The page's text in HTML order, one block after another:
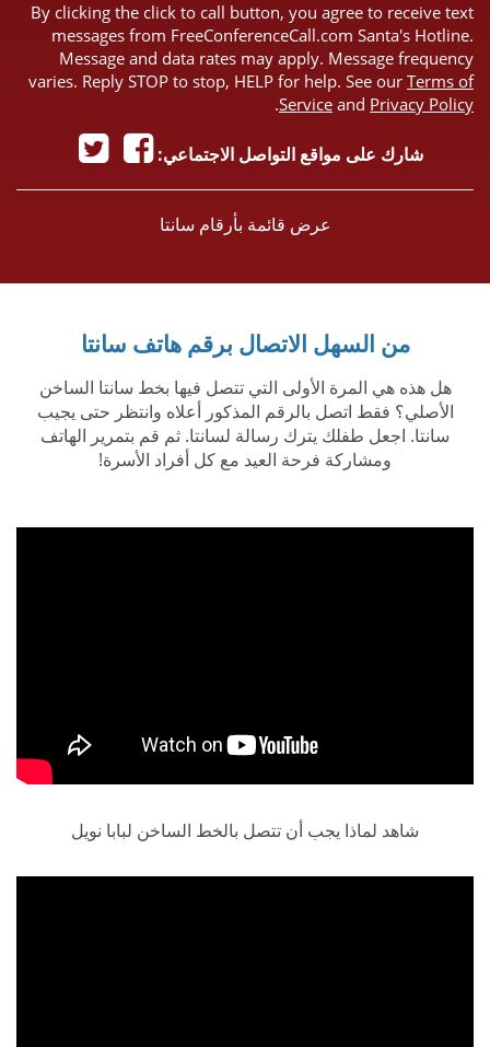
By clicking the click to call button, you agree to receive text
messages from FreeConferenceCall.com Santa's Hotline.
Message and data rates may apply. Message frequency
varies. Reply STOP to stop, HELP for help. See our Terms of
Service and Privacy Policy
.
شارك على مواقع التواصل الاجتماعي:
عرض قائمة بأرقام سانتا
من السهل الاتصال برقم هاتف سانتا
هل هذه هي المرة الأولى التي تتصل فيها بخط سانتا الساخن
الأصلي؟ فقط اتصل بالرقم المذكور أعلاه وانتظر حتى يجيب
سانتا. اجعل طفلك يترك رسالة لسانتا. ثم قم بتمرير الهاتف
ومشاركة فرحة العيد مع كل أفراد الأسرة!
شاهد لماذا يجب أن تتصل بالخط الساخن لبابا نويل